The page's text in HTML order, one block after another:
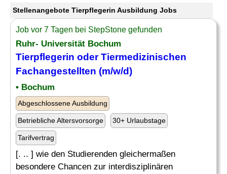
Stellenangebote Tierpflegerin Ausbildung Jobs
Job vor 7 Tagen bei StepStone gefunden
Ruhr- Universität Bochum
Tierpflegerin oder Tiermedizinischen
Fachangestellten (m/w/d)
• Bochum
Abgeschlossene Ausbildung
Betriebliche Altersvorsorge 30+ Urlaubstage
Tarifvertrag
[. .. ] wie den Studierenden gleichermaßen
besondere Chancen zur interdisziplinären